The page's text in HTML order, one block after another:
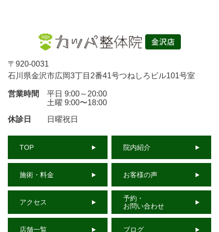
〒 920-0031
石川県金沢市広岡3丁目2番41号つねしろビル101号室
営業時間
平日 9:00～20:00
土曜 9:00〜18:00
休診日
日曜祝日
TOP 院内紹介
施術・料金 お客様の声
アクセス
予約・
お問い合わせ
店舗一覧 ブログ